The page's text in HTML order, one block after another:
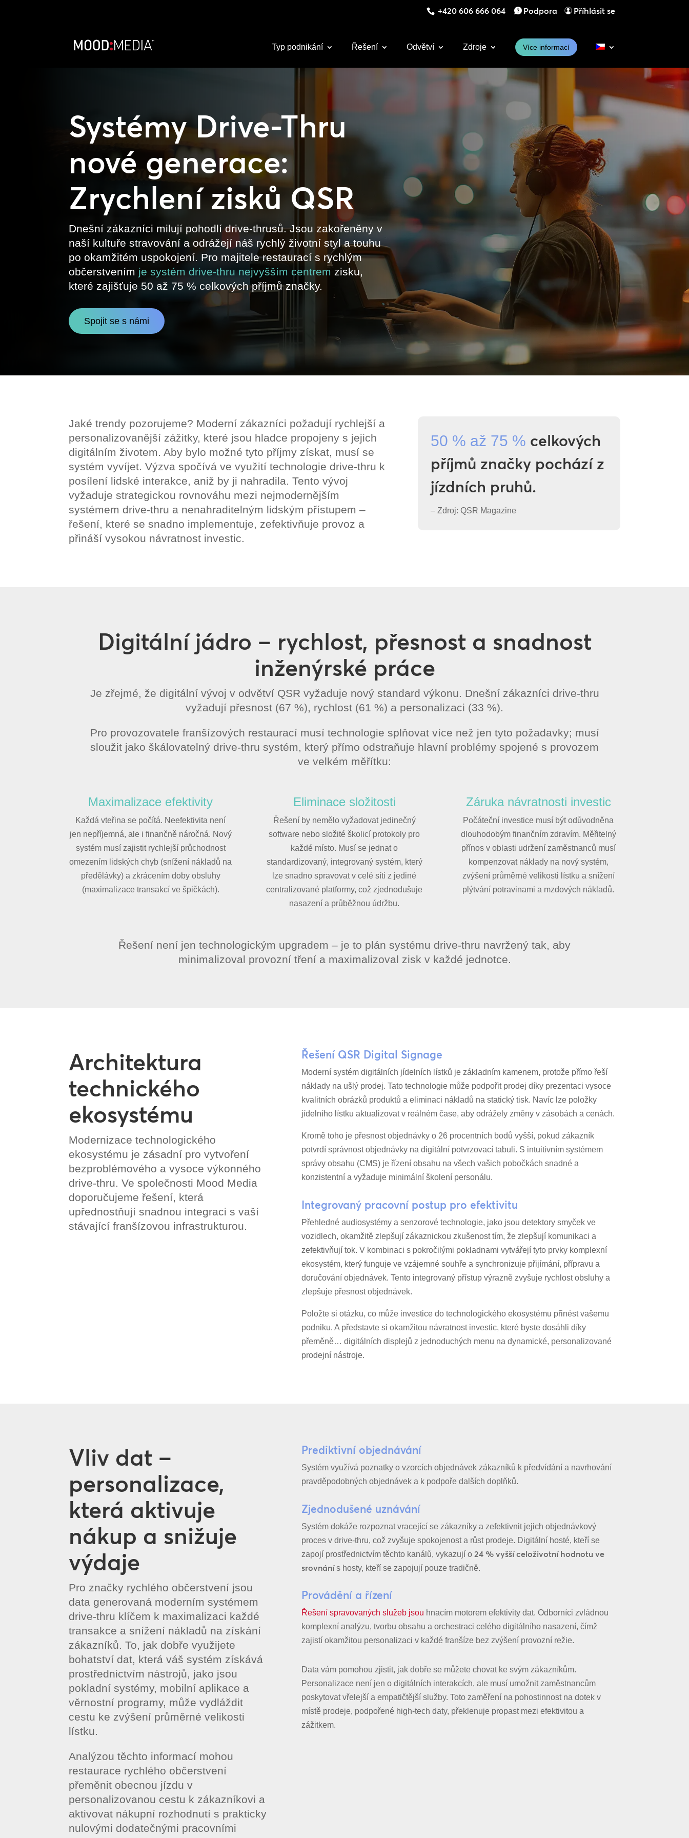
+420 606 666 064 Podpora Příhlásit se
Typ podnikání Řešení Odvětví Zdroje Více informací
Systémy Drive-Thru
nové generace:
Zrychlení zisků QSR
Dnešní zákazníci milují pohodlí drive-thrusů. Jsou zakořeněny v
naší kultuře stravování a odrážejí náš rychlý životní styl a touhu
po okamžitém uspokojení. Pro majitele restaurací s rychlým
občerstvením je systém drive-thru nejvyšším centrem zisku,
které zajišťuje 50 až 75 % celkových příjmů značky.
Spojit se s námi
Jaké trendy pozorujeme? Moderní zákazníci požadují rychlejší a
personalizovanější zážitky, které jsou hladce propojeny s jejich
digitálním životem. Aby bylo možné tyto příjmy získat, musí se
systém vyvíjet. Výzva spočívá ve využití technologie drive-thru k
posílení lidské interakce, aniž by ji nahradila. Tento vývoj
vyžaduje strategickou rovnováhu mezi nejmodernějším
systémem drive-thru a nenahraditelným lidským přístupem –
řešení, které se snadno implementuje, zefektivňuje provoz a
přináší vysokou návratnost investic.
50 % až 75 % celkových
příjmů značky pochází z
jízdních pruhů.
– Zdroj: QSR Magazine
Digitální jádro – rychlost, přesnost a snadnost
inženýrské práce
Je zřejmé, že digitální vývoj v odvětví QSR vyžaduje nový standard výkonu. Dnešní zákazníci drive-thru
vyžadují přesnost (67 %), rychlost (61 %) a personalizaci (33 %).
Pro provozovatele franšízových restaurací musí technologie splňovat více než jen tyto požadavky; musí
sloužit jako škálovatelný drive-thru systém, který přímo odstraňuje hlavní problémy spojené s provozem
ve velkém měřítku:
Maximalizace efektivity
Každá vteřina se počítá. Neefektivita není
jen nepříjemná, ale i finančně náročná. Nový
systém musí zajistit rychlejší průchodnost
omezením lidských chyb (snížení nákladů na
předělávky) a zkrácením doby obsluhy
(maximalizace transakcí ve špičkách).
Eliminace složitosti
Řešení by nemělo vyžadovat jedinečný
software nebo složité školicí protokoly pro
každé místo. Musí se jednat o
standardizovaný, integrovaný systém, který
lze snadno spravovat v celé síti z jediné
centralizované platformy, což zjednodušuje
nasazení a průběžnou údržbu.
Záruka návratnosti investic
Počáteční investice musí být odůvodněna
dlouhodobým finančním zdravím. Měřitelný
přínos v oblasti udržení zaměstnanců musí
kompenzovat náklady na nový systém,
zvýšení průměrné velikosti lístku a snížení
plýtvání potravinami a mzdových nákladů.
Řešení není jen technologickým upgradem – je to plán systému drive-thru navržený tak, aby
minimalizoval provozní tření a maximalizoval zisk v každé jednotce.
Architektura
technického
ekosystému
Modernizace technologického
ekosystému je zásadní pro vytvoření
bezproblémového a vysoce výkonného
drive-thru. Ve společnosti Mood Media
doporučujeme řešení, která
upřednostňují snadnou integraci s vaší
stávající franšízovou infrastrukturou.
Řešení QSR Digital Signage
Moderní systém digitálních jídelních lístků je základním kamenem, protože přímo řeší
náklady na ušlý prodej. Tato technologie může podpořit prodej díky prezentaci vysoce
kvalitních obrázků produktů a eliminaci nákladů na statický tisk. Navíc lze položky
jídelního lístku aktualizovat v reálném čase, aby odrážely změny v zásobách a cenách.
Kromě toho je přesnost objednávky o 26 procentních bodů vyšší, pokud zákazník
potvrdí správnost objednávky na digitální potvrzovací tabuli. S intuitivním systémem
správy obsahu (CMS) je řízení obsahu na všech vašich pobočkách snadné a
konzistentní a vyžaduje minimální školení personálu.
Integrovaný pracovní postup pro efektivitu
Přehledné audiosystémy a senzorové technologie, jako jsou detektory smyček ve
vozidlech, okamžitě zlepšují zákaznickou zkušenost tím, že zlepšují komunikaci a
zefektivňují tok. V kombinaci s pokročilými pokladnami vytvářejí tyto prvky komplexní
ekosystém, který funguje ve vzájemné souhře a synchronizuje přijímání, přípravu a
doručování objednávek. Tento integrovaný přístup výrazně zvyšuje rychlost obsluhy a
zlepšuje přesnost objednávek.
Položte si otázku, co může investice do technologického ekosystému přinést vašemu
podniku. A představte si okamžitou návratnost investic, které byste dosáhli díky
přeměně… digitálních displejů z jednoduchých menu na dynamické, personalizované
prodejní nástroje.
Vliv dat –
personalizace,
která aktivuje
nákup a snižuje
výdaje
Pro značky rychlého občerstvení jsou
data generovaná moderním systémem
drive-thru klíčem k maximalizaci každé
transakce a snížení nákladů na získání
zákazníků. To, jak dobře využijete
bohatství dat, která váš systém získává
prostřednictvím nástrojů, jako jsou
pokladní systémy, mobilní aplikace a
věrnostní programy, může vydláždit
cestu ke zvýšení průměrné velikosti
lístku.
Analýzou těchto informací mohou
restaurace rychlého občerstvení
přeměnit obecnou jízdu v
personalizovanou cestu k zákazníkovi a
aktivovat nákupní rozhodnutí s prakticky
nulovými dodatečnými pracovními
Prediktivní objednávání
Systém využívá poznatky o vzorcích objednávek zákazníků k předvídání a navrhování
pravděpodobných objednávek a k podpoře dalších doplňků.
Zjednodušené uznávání
Systém dokáže rozpoznat vracející se zákazníky a zefektivnit jejich objednávkový
proces v drive-thru, což zvyšuje spokojenost a růst prodeje. Digitální hosté, kteří se
zapojí prostřednictvím těchto kanálů, vykazují o 24 % vyšší celoživotní hodnotu ve
srovnánís hosty, kteří se zapojují pouze tradičně.
Provádění a řízení
Řešení spravovaných služeb jsou hnacím motorem efektivity dat. Odborníci zvládnou
komplexní analýzu, tvorbu obsahu a orchestraci celého digitálního nasazení, čímž
zajistí okamžitou personalizaci v každé franšíze bez zvýšení provozní režie.
Data vám pomohou zjistit, jak dobře se můžete chovat ke svým zákazníkům.
Personalizace není jen o digitálních interakcích, ale musí umožnit zaměstnancům
poskytovat vřelejší a empatičtější služby. Toto zaměření na pohostinnost na dotek v
místě prodeje, podpořené high-tech daty, překlenuje propast mezi efektivitou a
zážitkem.